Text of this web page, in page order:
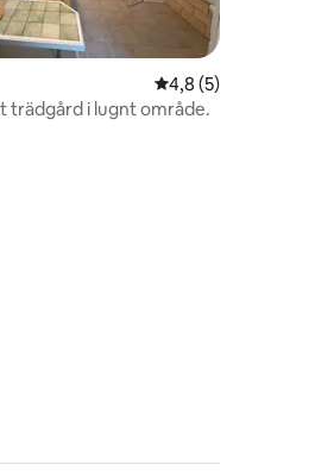
22 omdömen 4,8 av 5 i
4,8 (5)
trädgård i lugnt område.